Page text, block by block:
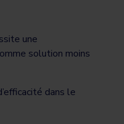
une
solution moins
dans le